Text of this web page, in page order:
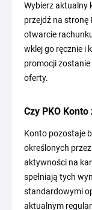
Wybierz aktualny
przejdź na stronę
otwarcie
wklej go ręcznie i
promocji
oferty.
Czy PKO
Konto pozostaje
określonych
aktywności na
spełniają tych
standardowymi
aktualnym